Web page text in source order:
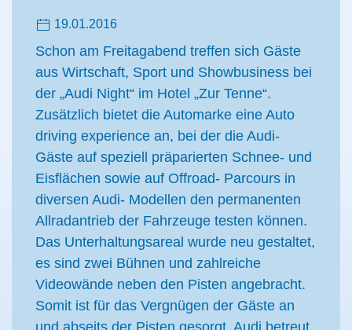
19.01.2016
Schon am Freitagabend treffen sich Gäste
aus Wirtschaft, Sport und Showbusiness bei
der „Audi Night“ im Hotel „Zur Tenne“.
Zusätzlich bietet die Automarke eine Auto
driving experience an, bei der die Audi-
Gäste auf speziell präparierten Schnee- und
Eisflächen sowie auf Offroad- Parcours in
diversen Audi- Modellen den permanenten
Allradantrieb der Fahrzeuge testen können.
Das Unterhaltungsareal wurde neu gestaltet,
es sind zwei Bühnen und zahlreiche
Videowände neben den Pisten angebracht.
Somit ist für das Vergnügen der Gäste an